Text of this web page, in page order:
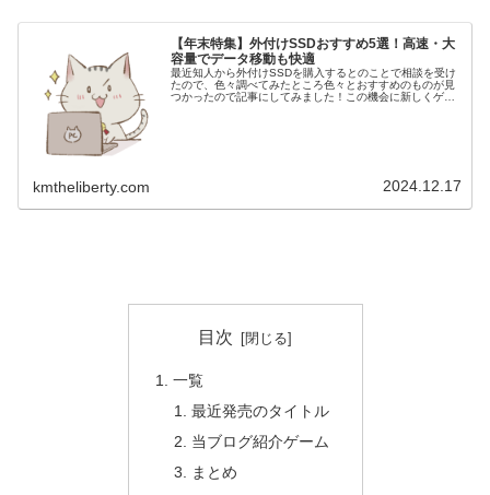
【年末特集】外付けSSDおすすめ5選！高速・大
容量でデータ移動も快適
最近知人から外付けSSDを購入するとのことで相談を受け
たので、色々調べてみたところ色々とおすすめのものが見
つかったので記事にしてみました！この機会に新しくゲー
kmtheliberty.com 2024.12.17
目次
一覧
最近発売のタイトル
当ブログ紹介ゲーム
まとめ